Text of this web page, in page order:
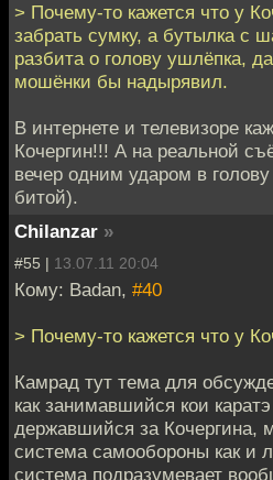
> Почему-то кажется что у
забрать сумку, а бутылка с
разбита о голову ушлёпка,
мошёнки бы надырявил.
В интернете и телевизоре
Кочергин!!! А на реальной
вечер одним ударом в
битой).
Chilanzar »
#55 | 13.07.11 20:04
Кому: Badan, #40
> Почему-то кажется что у
Камрад тут тема для
как занимавшийся кои
державшийся за Кочергина,
система самообороны как и
система подразумевает